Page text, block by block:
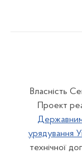
Власність
Проект
Державним
урядування
технічної